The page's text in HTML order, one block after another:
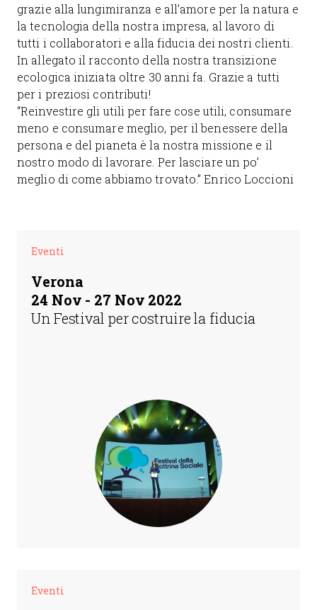
grazie alla lungimiranza e all’amore per la natura e
la tecnologia della nostra impresa, al lavoro di
tutti i collaboratori e alla fiducia dei nostri clienti.
In allegato il racconto della nostra transizione
ecologica iniziata oltre 30 anni fa. Grazie a tutti
per i preziosi contributi!
“Reinvestire gli utili per fare cose utili, consumare
meno e consumare meglio, per il benessere della
persona e del pianeta è la nostra missione e il
nostro modo di lavorare. Per lasciare un po’
meglio di come abbiamo trovato.” Enrico Loccioni
Eventi
Verona
24 Nov - 27 Nov 2022
Un Festival per costruire la fiducia
Eventi